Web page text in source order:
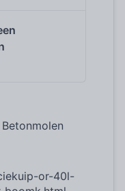
Betonmolen
or-40l-